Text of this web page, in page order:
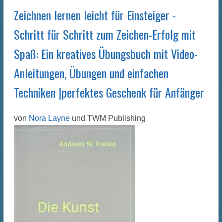
Zeichnen lernen leicht für Einsteiger -
Schritt für Schritt zum Zeichen-Erfolg mit
Spaß: Ein kreatives Übungsbuch mit Video-
Anleitungen, Übungen und einfachen
Techniken |perfektes Geschenk für Anfänger
von Nora Layne und TWM Publishing